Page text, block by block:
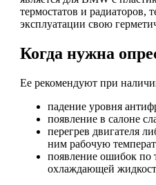
термостатов и радиаторов,
эксплуатации свою
Когда нужна
Ее рекомендуют при
падение уровня
появление в салоне
перегрев двигателя
ним рабочую
появление ошибок по
охлаждающей